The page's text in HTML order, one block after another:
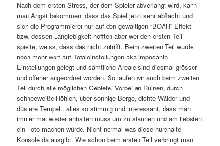
Nach dem ersten Stress, der dem Spieler abverlangt wird, kann
man Angst bekommen, dass das Spiel jetzt sehr abflacht und
sich die Programmierer nur auf den gewaltigen “BOAH”-Effekt
bzw. dessen Langlebigkeit hofften aber wer den ersten Teil
spielte, weiss, dass das nicht zutrifft. Beim zweiten Teil wurde
noch mehr wert auf Totaleinstellungen aka imposante
Einstellungen gelegt und sämtliche Areale sind diesmal grösser
und offener angeordnet worden. So laufen wir auch beim zweiten
Teil durch alle möglichen Gebiete. Vorbei an Ruinen, durch
schneeweiße Höhlen, über sonnige Berge, dichte Wälder und
düstere Tempel.. alles so stimmig und interessant, dass man
immer mal wieder anhalten muss um zu staunen und am liebsten
ein Foto machen würde. Nicht normal was diese hurenalte
Konsole da ausgibt. Wie schon beim ersten Teil verbringt man